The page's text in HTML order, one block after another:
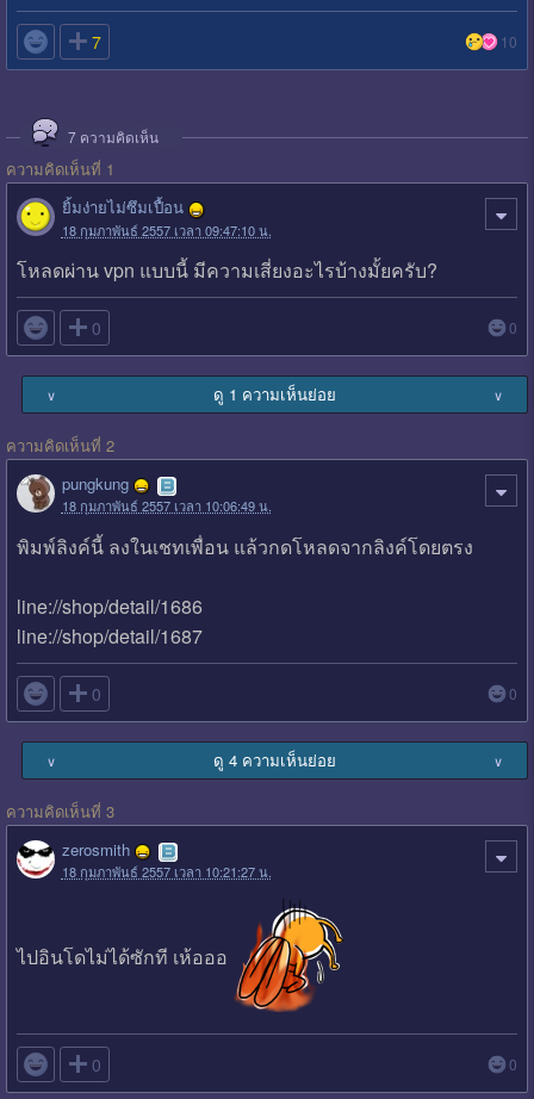
 7 10
7 ความคิดเห็น
ความคิดเห็นที่ 1
ยิ้มง่ายไม่ซึมเปื้อน
18 กุมภาพันธ์ 2557 เวลา 09:47:10 น.
โหลดผ่าน vpn แบบนี้ มีความเสี่ยงอะไรบ้างมั้ยครับ?
 0 0
∨ ดู 1 ความเห็นย่อย ∨
ความคิดเห็นที่ 2
pungkung
18 กุมภาพันธ์ 2557 เวลา 10:06:49 น.
พิมพ์ลิงค์นี้ ลงในเชทเพื่อน แล้วกดโหลดจากลิงค์โดยตรง
line://shop/detail/1686
line://shop/detail/1687
 0 0
∨ ดู 4 ความเห็นย่อย ∨
ความคิดเห็นที่ 3
zerosmith
18 กุมภาพันธ์ 2557 เวลา 10:21:27 น.
ไปอินโดไม่ได้ซักที เห้อออ
 0 0